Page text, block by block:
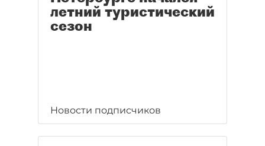
летний туристический
сезон
Новости подписчиков